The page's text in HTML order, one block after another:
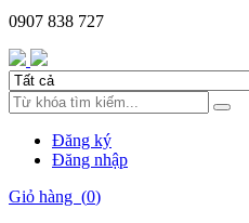
0907 838 727
Đăng ký
Đăng nhập
Giỏ hàng (0)